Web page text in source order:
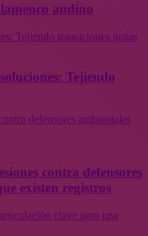
andino
Tejiendo transiciones justas
Tejiendo
defensores ambientales
contra defensores
existen registros
clave para una